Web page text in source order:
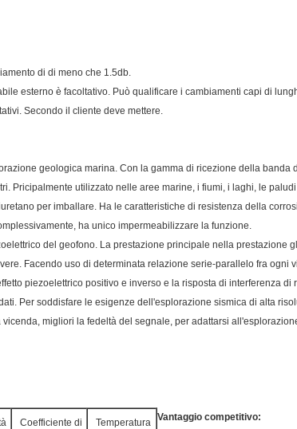
di di meno che 1.5db.
esterno è facoltativo. Può qualificare i cambiamenti capi di
Secondo il cliente deve mettere.
geologica marina. Con la gamma di ricezione della
Pricipalmente utilizzato nelle aree marine, i fiumi, i laghi, le
per imballare. Ha le caratteristiche di resistenza della
ha unico impermeabilizzare la funzione.
del geofono. La prestazione principale nella prestazione
Facendo uso di determinata relazione serie-parallelo fra ogni
piezoelettrico positivo e inverso e la risposta di interferenza
Per soddisfare le esigenze dell'esplorazione sismica di alta
migliori la fedeltà del segnale, per adattarsi
Coefficiente di
Temperatura Vantaggio competitivo: